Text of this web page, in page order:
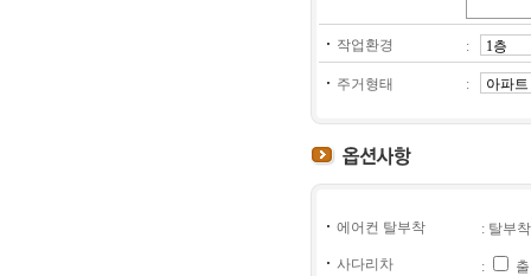
작업환경 :
주거형태 :
에어컨 탈부착 : 탈부
사다리차 :